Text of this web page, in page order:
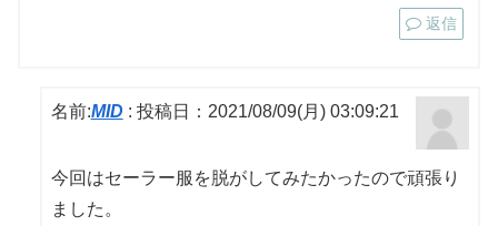
返信
名前:MID : 投稿日：2021/08/09(月) 03:09:21
今回はセーラー服を脱がしてみたかったので頑張り
ました。